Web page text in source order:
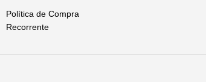
Política de Compra
Recorrente